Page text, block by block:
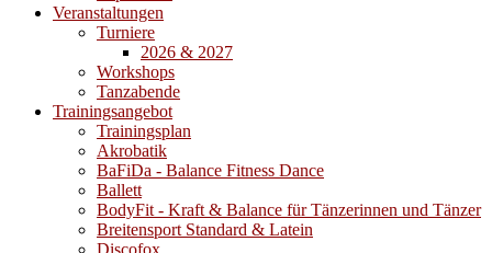
Veranstaltungen
Turniere
2026 & 2027
Workshops
Tanzabende
Trainingsangebot
Trainingsplan
Akrobatik
BaFiDa - Balance Fitness Dance
Ballett
BodyFit - Kraft & Balance für Tänzerinnen und Tänzer
Breitensport Standard & Latein
Discofox